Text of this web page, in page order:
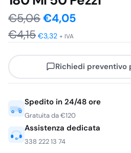
€5,06Il
prezzo
originale
era:
€4,05
attuale
è:
€4,15 €3,32 + IVA
Richiedi preventivo
Spedito in 24/48 ore
Gratuita da €120
Assistenza dedicata
338 222 13 74